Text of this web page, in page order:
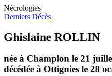
Nécrologies
Derniers Décès
Ghislaine ROLLIN
née à Champlon le 21
décédée à Ottignies le 28